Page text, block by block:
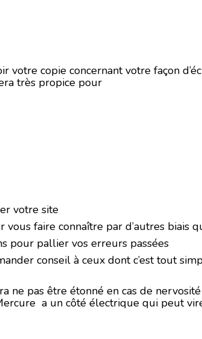
votre copie concernant votre façon
très propice pour
votre site
vous faire connaître par d’autres biais
pour pallier vos erreurs passées
conseil à ceux dont c’est tout
ne pas être étonné en cas de
a un côté électrique qui peut